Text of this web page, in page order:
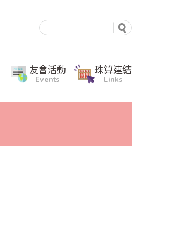
友會活動
Events
珠算連結
Links